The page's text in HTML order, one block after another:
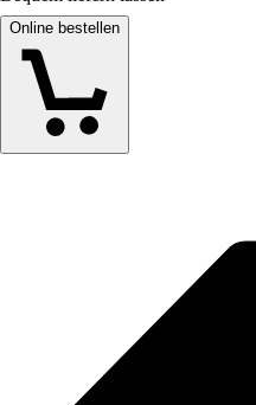
Online bestellen